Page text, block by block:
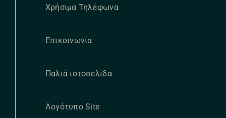
Χρήσιμα Τηλέφωνα
Επικοινωνία
Παλιά ιστοσελίδα
Λογότυπο Site